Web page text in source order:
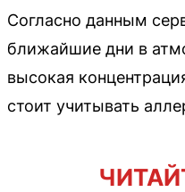
Согласно данным
ближайшие дни в
высокая
стоит учитывать